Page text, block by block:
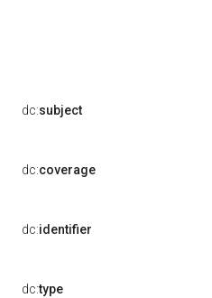
dc:subject
dc:coverage
dc:identifier
dc:type